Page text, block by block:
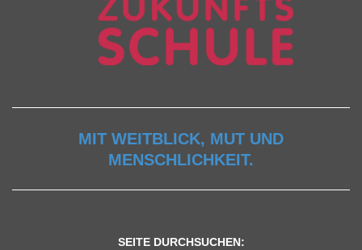
MIT WEITBLICK, MUT UND
MENSCHLICHKEIT.
SEITE DURCHSUCHEN: